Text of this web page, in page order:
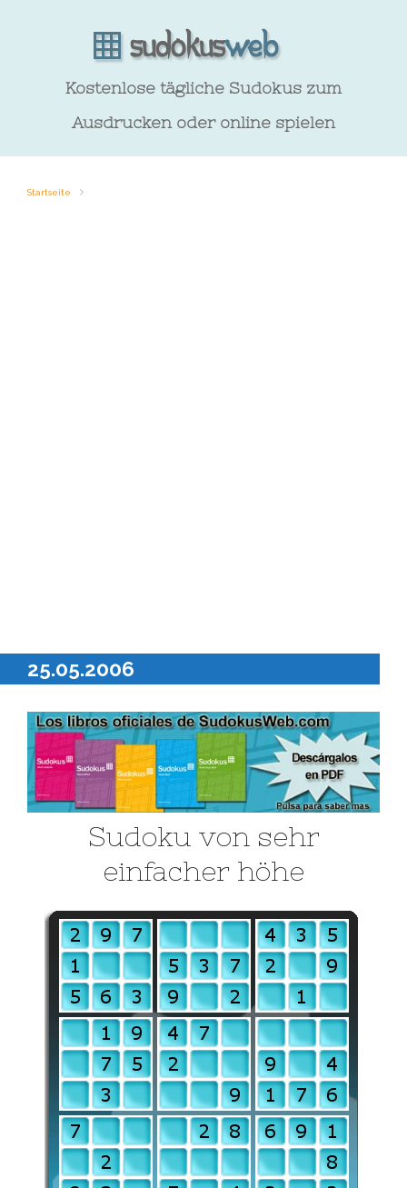
Kostenlose tägliche Sudokus zum
Ausdrucken oder online spielen
Startseite
25.05.2006
Sudoku von sehr
einfacher höhe